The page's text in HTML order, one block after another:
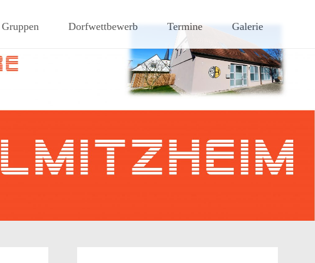
Steigerwaldes
Dorfwettbewerb Termine Galerie